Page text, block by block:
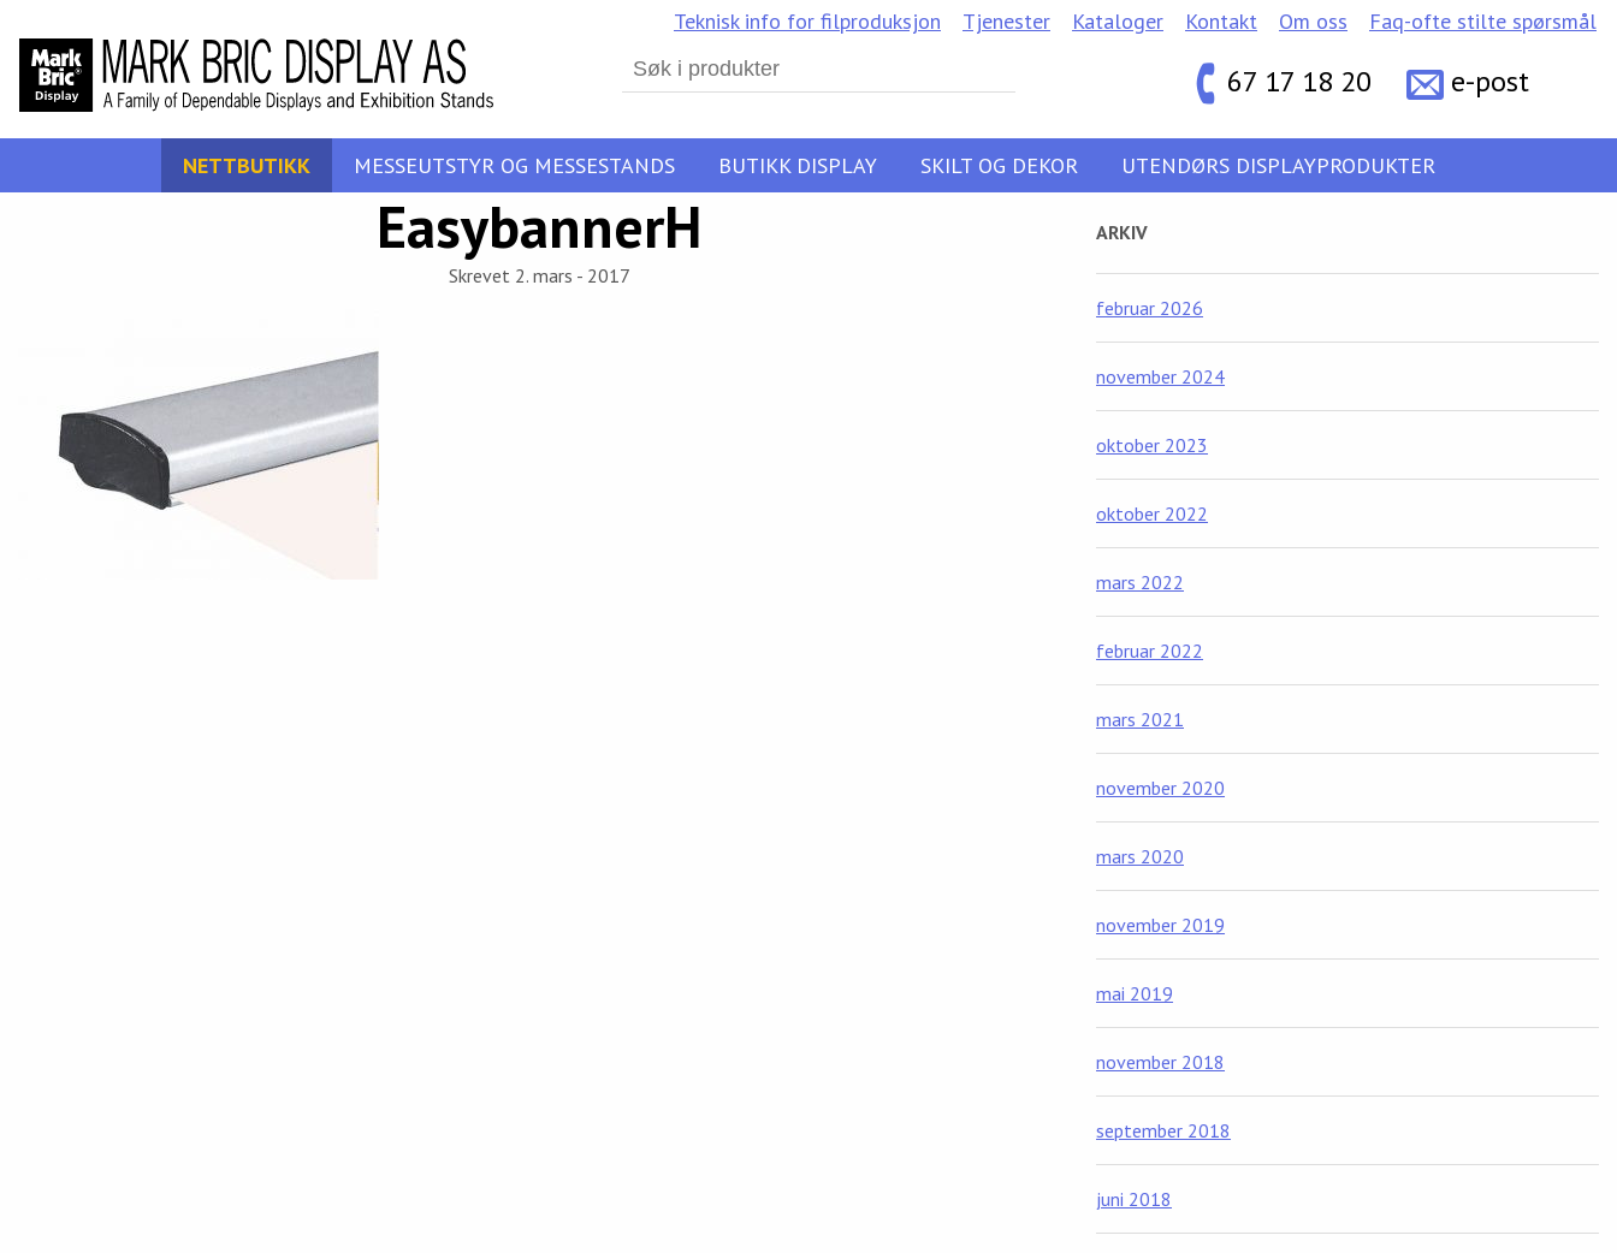
Search
for:
67 17 18 20 e-post
Teknisk info for filproduksjon Tjenester Kataloger Kontakt Om oss Faq-ofte stilte spørsmål
NETTBUTIKK MESSEUTSTYR OG MESSESTANDS BUTIKK DISPLAY SKILT OG DEKOR UTENDØRS DISPLAYPRODUKTER
EasybannerH
Skrevet 2. mars - 2017
ARKIV
februar 2026
november 2024
oktober 2023
oktober 2022
mars 2022
februar 2022
mars 2021
november 2020
mars 2020
november 2019
mai 2019
november 2018
september 2018
juni 2018